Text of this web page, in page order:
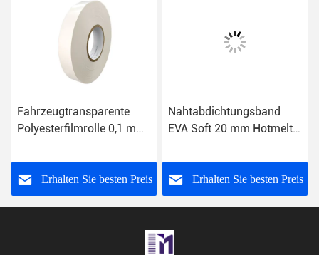
Fahrzeugtransparente
Polyesterfilmrolle 0,1 mm
Erhalten Sie besten Preis
Nahtabdichtungsband
EVA Soft 20 mm Hotmelt-
Laminat
Erhalten Sie besten Preis